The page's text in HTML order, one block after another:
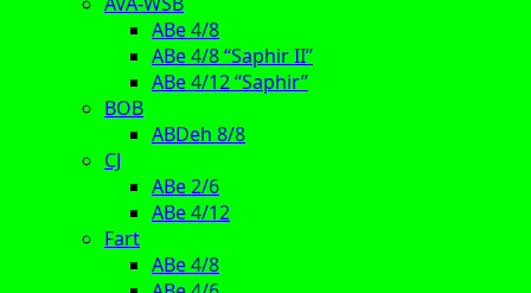
ABe 4/8
ABe 4/8 “Saphir II”
ABe 4/12 “Saphir”
BOB
ABDeh 8/8
CJ
ABe 2/6
ABe 4/12
Fart
ABe 4/8